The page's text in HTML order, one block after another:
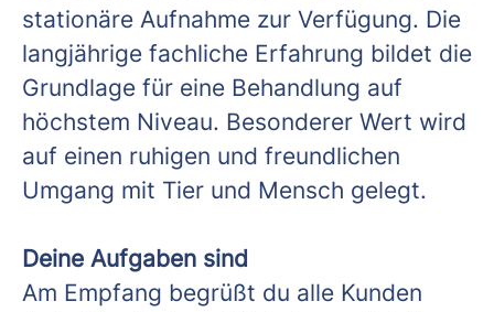
stationäre Aufnahme zur Verfügung. Die
langjährige fachliche Erfahrung bildet die
Grundlage für eine Behandlung auf
höchstem Niveau. Besonderer Wert wird
auf einen ruhigen und freundlichen
Umgang mit Tier und Mensch gelegt.
Deine Aufgaben sind
Am Empfang begrüßt du alle Kunden